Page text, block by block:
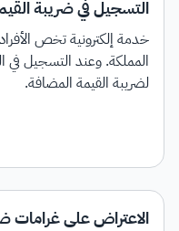
التسجيل في ضريبة
خدمة إلكترونية تخص
المملكة. وعند التسجيل
لضريبة القيمة المضافة.
الاعتراض على غرامات